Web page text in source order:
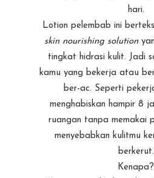
hari.
Lotion pelembab ini
skin nourishing solution
tingkat hidrasi kulit. Jadi
kamu yang bekerja atau
ber-ac. Seperti
menghabiskan hampir 8
ruangan tanpa memakai
menyebabkan kulitmu
berkerut.
Kenapa?